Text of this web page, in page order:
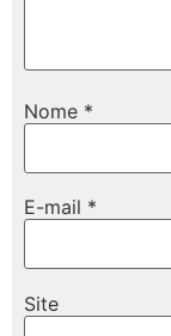
Nome *
E-mail *
Site